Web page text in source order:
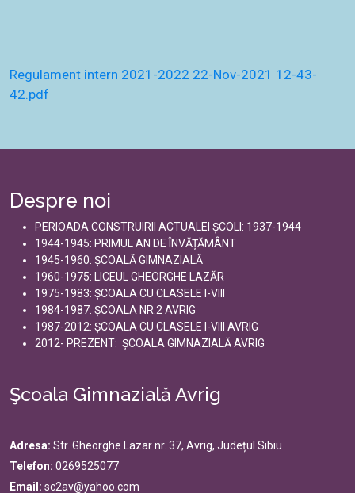
Regulament intern 2021-2022 22-Nov-2021 12-43-
42.pdf
Despre noi
PERIOADA CONSTRUIRII ACTUALEI ȘCOLI: 1937-1944
1944-1945: PRIMUL AN DE ÎNVĂȚĂMÂNT
1945-1960: ȘCOALĂ GIMNAZIALĂ
1960-1975: LICEUL GHEORGHE LAZĂR
1975-1983: ȘCOALA CU CLASELE I-VIII
1984-1987: ȘCOALA NR.2 AVRIG
1987-2012: ȘCOALA CU CLASELE I-VIII AVRIG
2012- PREZENT: ȘCOALA GIMNAZIALĂ AVRIG
Şcoala Gimnazială Avrig
Adresa: Str. Gheorghe Lazar nr. 37, Avrig, Județul Sibiu
Telefon: 0269525077
Email: sc2av@yahoo.com